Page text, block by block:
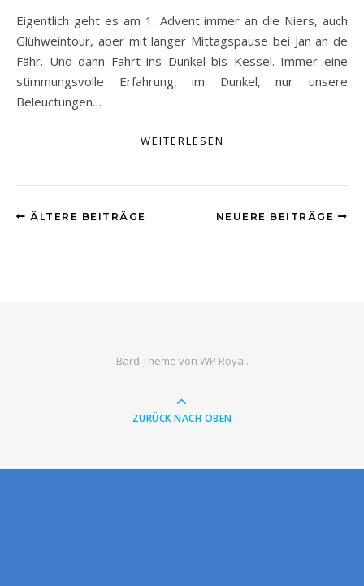
Eigentlich geht es am 1. Advent immer an die Niers, auch
Glühweintour, aber mit langer Mittagspause bei Jan an de
Fähr. Und dann Fahrt ins Dunkel bis Kessel. Immer eine
stimmungsvolle Erfahrung, im Dunkel, nur unsere
Beleuctungen…
WEITERLESEN
ÄLTERE BEITRÄGE NEUERE BEITRÄGE
Bard Theme von WP Royal.
ZURÜCK NACH OBEN